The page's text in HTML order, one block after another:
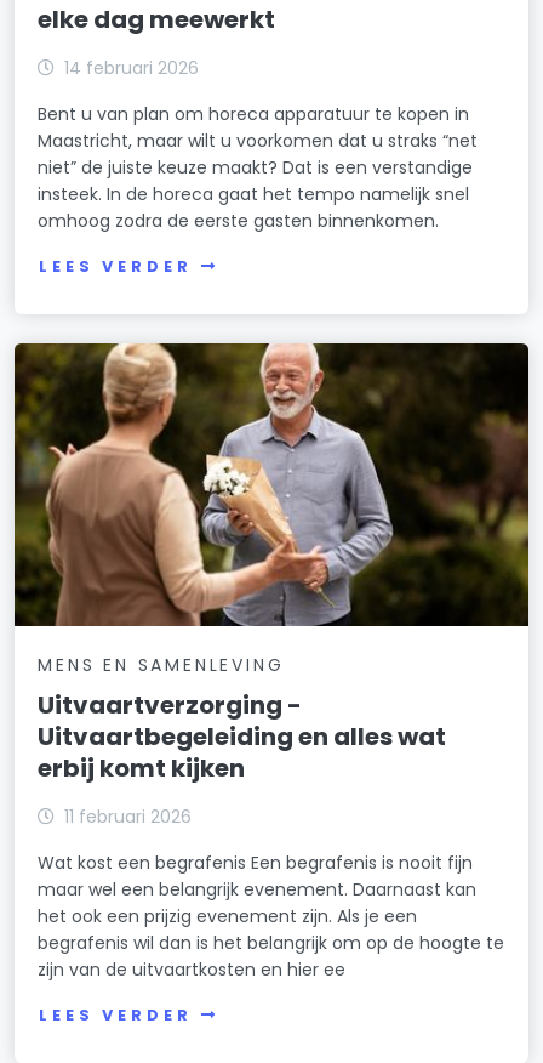
elke dag meewerkt
14 februari 2026
Bent u van plan om horeca apparatuur te kopen in
Maastricht, maar wilt u voorkomen dat u straks “net
niet” de juiste keuze maakt? Dat is een verstandige
insteek. In de horeca gaat het tempo namelijk snel
omhoog zodra de eerste gasten binnenkomen.
LEES VERDER
MENS EN SAMENLEVING
Uitvaartverzorging -
Uitvaartbegeleiding en alles wat
erbij komt kijken
11 februari 2026
Wat kost een begrafenis Een begrafenis is nooit fijn
maar wel een belangrijk evenement. Daarnaast kan
het ook een prijzig evenement zijn. Als je een
begrafenis wil dan is het belangrijk om op de hoogte te
zijn van de uitvaartkosten en hier ee
LEES VERDER